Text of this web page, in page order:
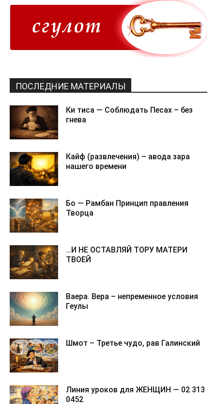
ПОСЛЕДНИЕ МАТЕРИАЛЫ
Ки тиса — Соблюдать Песах – без
гнева
Кайф (развлечения) – авода зара
нашего времени
Бо — Рамбан Принцип правления
Творца
…И НЕ ОСТАВЛЯЙ ТОРУ МАТЕРИ
ТВОЕЙ
Ваера. Вера – непременное условия
Геулы
Шмот – Третье чудо, рав Галинский
Линия уроков для ЖЕНЩИН — 02 313
0452